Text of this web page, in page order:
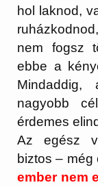
hol laknod,
nem fogsz
ebbe a
nagyobb
érdemes
Az egész
biztos – még
ember nem